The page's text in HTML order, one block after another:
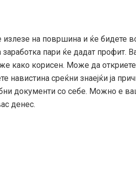
излезе на површина и ќе бидете
пари ќе дадат профит.
како корисен. Може да
навистина среќни знаејќи ја
документи со себе. Можно е
денес.